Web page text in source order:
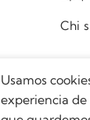
Chi
Usamos
experiencia de